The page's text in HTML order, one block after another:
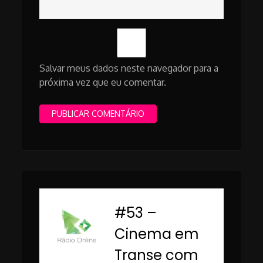
Salvar meus dados neste navegador para a
próxima vez que eu comentar.
#53 –
Cinema em
Transe com
-